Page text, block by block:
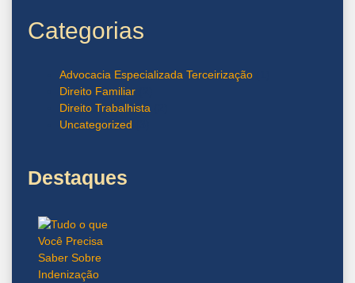
Categorias
Advocacia Especializada Terceirização
Direito Familiar
Direito Trabalhista
Uncategorized
Destaques